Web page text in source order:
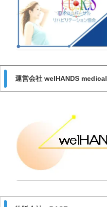
運営会社 welHANDS medical